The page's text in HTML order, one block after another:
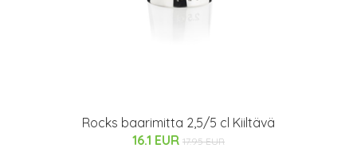
Rocks baarimitta 2,5/5 cl Kiiltävä
16.1 EUR 17.95 EUR